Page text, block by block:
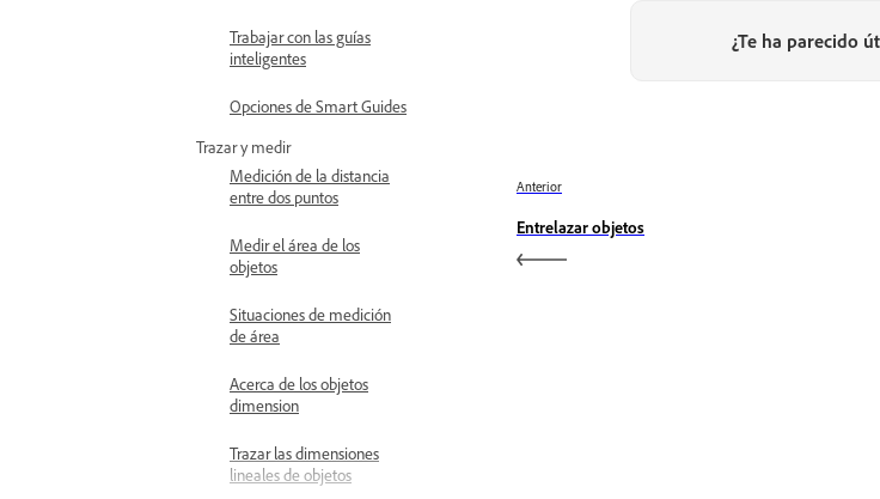
Trabajar con las guías
inteligentes
Opciones de Smart Guides
Trazar y medir
Medición de la distancia
entre dos puntos
Medir el área de los
objetos
Situaciones de medición
de área
Acerca de los objetos
dimension
Trazar las dimensiones
lineales de objetos
¿Te ha parecido
Anterior
Entrelazar objetos